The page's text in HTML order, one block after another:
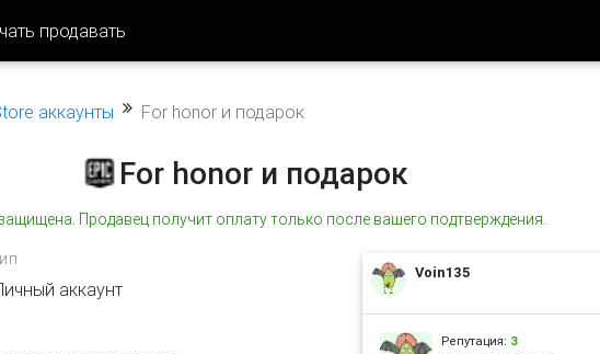
продавать
аккаунты For honor и подарок
For honor и подарок
Продавец получит оплату только после вашего подтверждения.
аккаунт
Voin135
Репутация: 3